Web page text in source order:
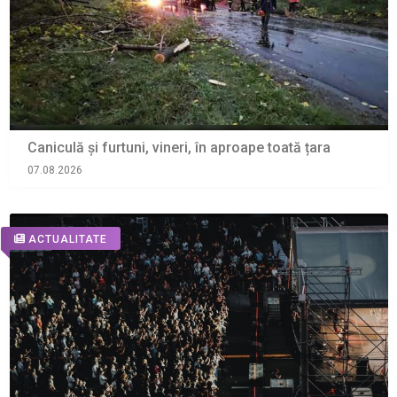
Caniculă și furtuni, vineri, în aproape toată țara
07.08.2026
ACTUALITATE